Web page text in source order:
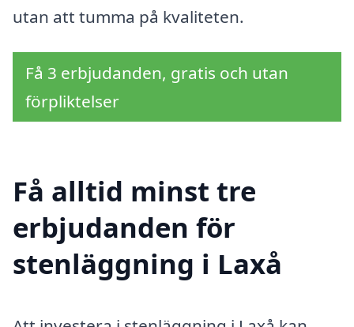
utan att tumma på kvaliteten.
Få 3 erbjudanden, gratis och utan
förpliktelser
Få alltid minst tre
erbjudanden för
stenläggning i Laxå